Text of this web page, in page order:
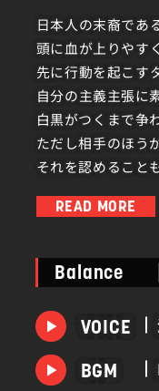
日本人の末裔であ
頭に血が上りやす
先に行動を起こす
自分の主義主張に
白黒がつくまで争
ただし相手のほう
それを認めること
「あの男」に復讐
ディライラとの出
となる。
そしてディライラ
めることで暴走を
READ MORE
Balance
VOICE
BGM